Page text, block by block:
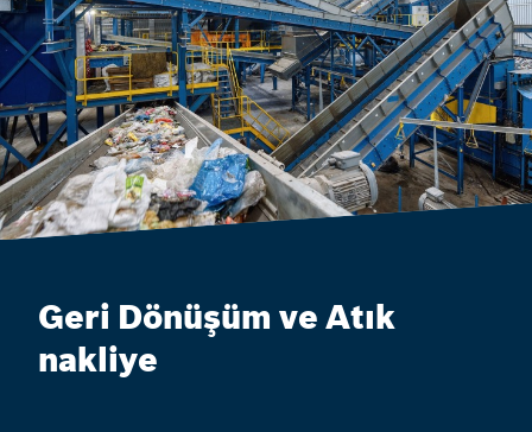
Geri Dönüşüm ve Atık
nakliye